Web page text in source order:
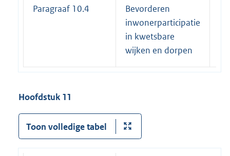
Paragraaf 10.4
Bevorderen
inwonerparticipatie
in kwetsbare
wijken en dorpen
Hoofdstuk 11
Toon volledige tabel